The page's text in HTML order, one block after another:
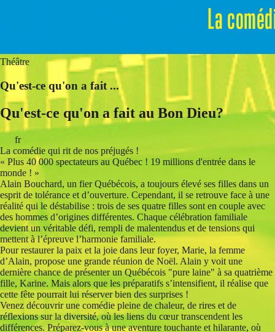
Théâtre
Qu'est-ce qu'on a fait ...
Qu'est-ce qu'on a fait au Bon Dieu?
fr
La comédie qui rit de nos préjugés !
« Plus 40 000 spectateurs au Québec ! 19 millions d'entrée dans le
monde ! »
Alain Bouchard, un fier Québécois, a toujours élevé ses filles dans un
esprit de tolérance et d’ouverture. Cependant, il se retrouve face à une
réalité qui le déstabilise : trois de ses quatre filles sont en couple avec
des hommes d’origines différentes. Chaque célébration familiale
devient un véritable défi, rempli de malentendus et de tensions qui
mettent à l’épreuve l’harmonie familiale.
Pour restaurer la paix et la joie dans leur foyer, Marie, la femme
d’Alain, propose une grande réunion de Noël. Alain y voit une
dernière chance de présenter un Québécois "pure laine" à sa quatrième
fille, Karine. Mais alors que les préparatifs s’intensifient, il réalise que
cette fête pourrait lui réserver bien des surprises !
Venez découvrir une comédie pleine de chaleur, de rires et de
réflexions sur la diversité, où les liens du cœur transcendent les
différences. Préparez-vous à une aventure touchante et hilarante, où